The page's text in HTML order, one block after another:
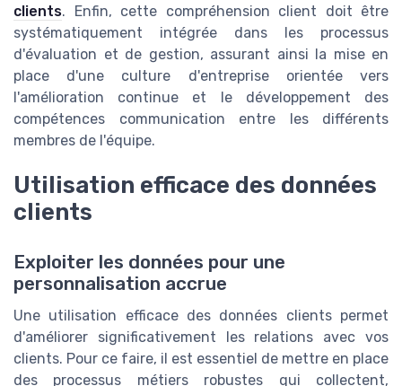
clients. Enfin, cette compréhension client doit être
systématiquement intégrée dans les processus
d'évaluation et de gestion, assurant ainsi la mise en
place d'une culture d'entreprise orientée vers
l'amélioration continue et le développement des
compétences communication entre les différents
membres de l'équipe.
Utilisation efficace des données
clients
Exploiter les données pour une
personnalisation accrue
Une utilisation efficace des données clients permet
d'améliorer significativement les relations avec vos
clients. Pour ce faire, il est essentiel de mettre en place
des processus métiers robustes qui collectent,